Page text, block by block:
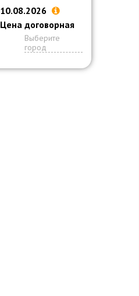
10.08.2026
Цена договорная
Выберите
город